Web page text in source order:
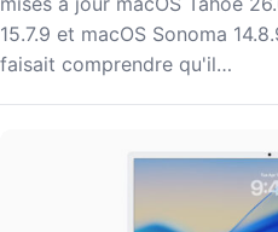
15.7.9 et macOS Sonoma
faisait comprendre qu'il…